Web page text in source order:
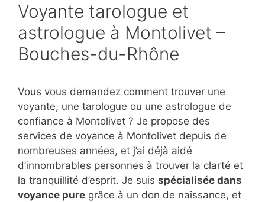
Voyante tarologue et
astrologue à Montolivet –
Bouches-du-Rhône
Vous vous demandez comment trouver une
voyante, une tarologue ou une astrologue de
confiance à Montolivet ? Je propose des
services de voyance à Montolivet depuis de
nombreuses années, et j’ai déjà aidé
d’innombrables personnes à trouver la clarté et
la tranquillité d’esprit. Je suis spécialisée dans
voyance pure grâce à un don de naissance, et